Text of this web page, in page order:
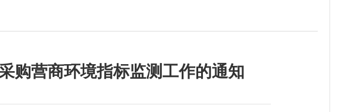
购营商环境指标监测工作的通知